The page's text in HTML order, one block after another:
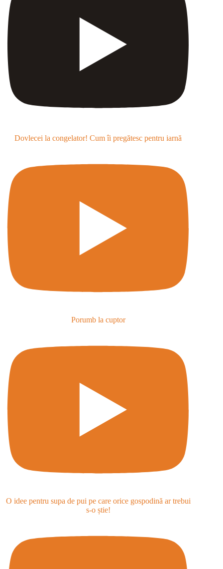
Dovlecei la congelator! Cum îi pregătesc pentru iarnă
Porumb la cuptor
O idee pentru supa de pui pe care orice gospodină ar trebui
s-o știe!